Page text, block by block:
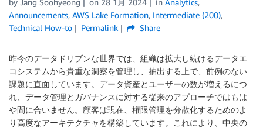
by Jang Soohyeong on 28 1月 2024 in Analytics,
Announcements, AWS Lake Formation, Intermediate (200),
Technical How-to
Permalink Share
昨今のデータドリブンな世界では、組織は拡大し続けるデータエ
コシステムから貴重な洞察を管理し、抽出する上で、前例のない
課題に直面しています。データ資産とユーザーの数が増えるにつ
れ、データ管理とガバナンスに対する従来のアプローチではもは
や間に合いません。顧客は現在、権限管理を分散化するためのよ
り高度なアーキテクチャを構築しています。これにより、中央の